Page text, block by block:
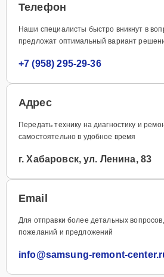
Телефон
Наши специалисты быстро вникнут в
предложат оптимальный вариант
+7 (958) 295-29-36
Адрес
Передать технику на диагностику и
самостоятельно в удобное время
г. Хабаровск, ул. Ленина, 83
Email
Для отправки более детальных
пожеланий и предложений
info@samsung-remont-